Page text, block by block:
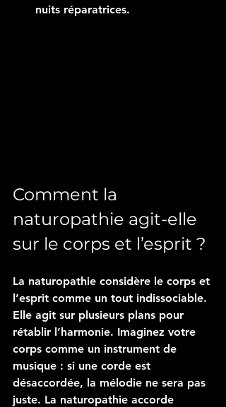
nuits réparatrices.
Comment la
naturopathie agit-elle
sur le corps et l’esprit ?
La naturopathie considère le corps et
l’esprit comme un tout indissociable.
Elle agit sur plusieurs plans pour
rétablir l’harmonie. Imaginez votre
corps comme un instrument de
musique : si une corde est
désaccordée, la mélodie ne sera pas
juste. La naturopathie accorde